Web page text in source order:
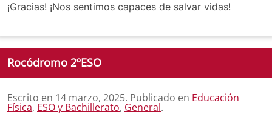
¡Gracias! ¡Nos sentimos capaces de salvar vidas!
Rocódromo 2ºESO
Escrito en 14 marzo, 2025. Publicado en Educación
Física, ESO y Bachillerato, General.